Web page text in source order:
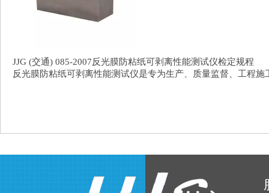
JJG (交通) 085-2007反光膜防粘纸可剥离性能测试仪检定规程
反光膜防粘纸可剥离性能测试仪是专为生产、质量监督、工程